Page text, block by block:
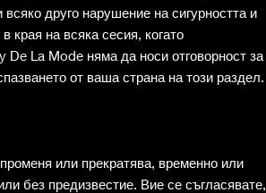
друго нарушение на сигурността и
края на всяка сесия, когато
La Mode няма да носи отговорност за
от ваша страна на този раздел.
или прекратява, временно или
без предизвестие. Вие се съгласявате,